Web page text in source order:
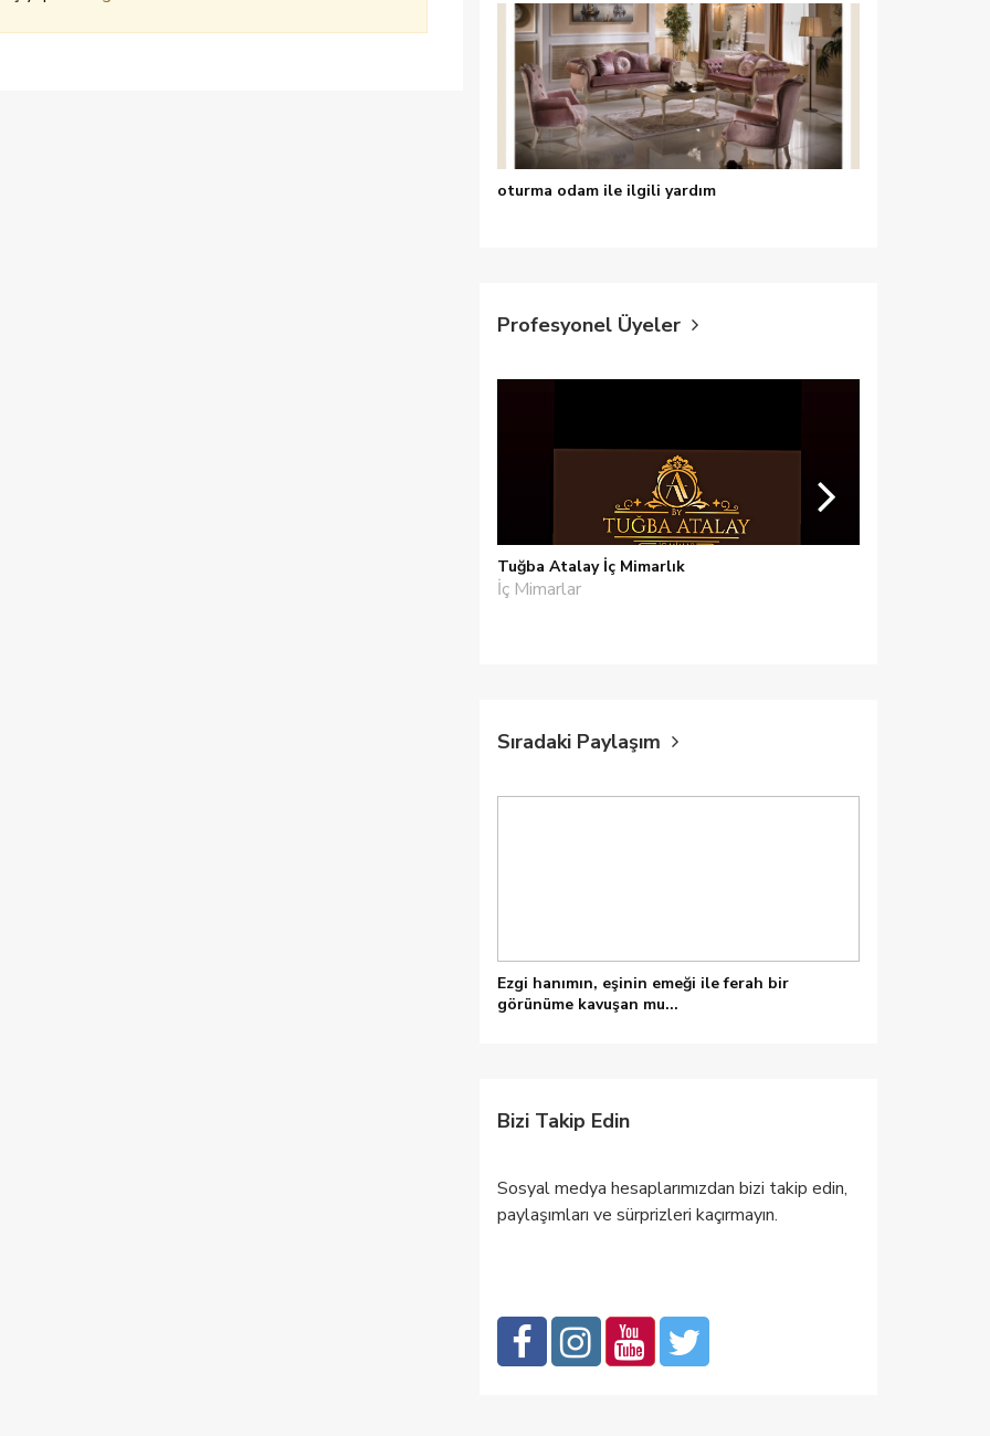
oturma odam ile ilgili yardım
Profesyonel Üyeler
Tuğba Atalay İç Mimarlık
İç Mimarlar
Sıradaki Paylaşım
Ezgi hanımın, eşinin emeği ile ferah bir
görünüme kavuşan mu...
Bizi Takip Edin
Sosyal medya hesaplarımızdan bizi takip edin,
paylaşımları ve sürprizleri kaçırmayın.